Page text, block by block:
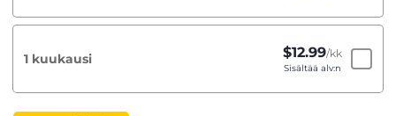
1 kuukausi $12.99/kk
Sisältää alv:n